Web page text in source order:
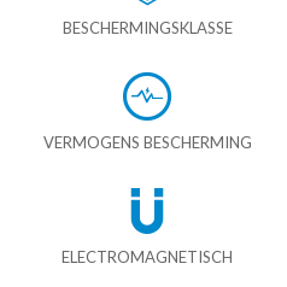
BESCHERMINGSKLASSE
VERMOGENS BESCHERMING
ELECTROMAGNETISCH